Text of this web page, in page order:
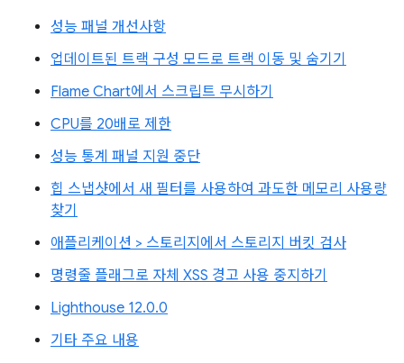
성능 패널 개선사항
업데이트된 트랙 구성 모드로 트랙 이동 및 숨기기
Flame Chart에서 스크립트 무시하기
CPU를 20배로 제한
성능 통계 패널 지원 중단
힙 스냅샷에서 새 필터를 사용하여 과도한 메모리 사용량
찾기
애플리케이션 > 스토리지에서 스토리지 버킷 검사
명령줄 플래그로 자체 XSS 경고 사용 중지하기
Lighthouse 12.0.0
기타 주요 내용